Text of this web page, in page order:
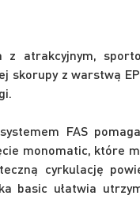
z atrakcyjnym,
skorupy z warstwą
FAS
monomatic, które
cyrkulację
basic ułatwia